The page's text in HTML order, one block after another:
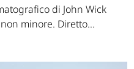
di John Wick
minore. Diretto...